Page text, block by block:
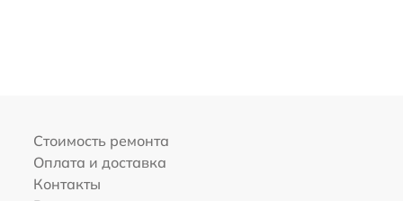
Стоимость ремонта
Оплата и доставка
Контакты